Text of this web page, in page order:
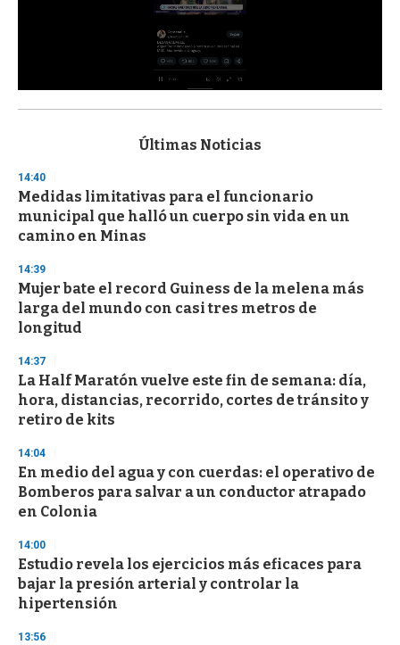
s
d
s
o
f
3
s
e
c
o
n
Últimas Noticias
14:40
Medidas limitativas para el funcionario
municipal que halló un cuerpo sin vida en un
camino en Minas
14:39
Mujer bate el record Guiness de la melena más
larga del mundo con casi tres metros de
longitud
14:37
La Half Maratón vuelve este fin de semana: día,
hora, distancias, recorrido, cortes de tránsito y
retiro de kits
14:04
En medio del agua y con cuerdas: el operativo de
Bomberos para salvar a un conductor atrapado
en Colonia
14:00
Estudio revela los ejercicios más eficaces para
bajar la presión arterial y controlar la
hipertensión
13:56